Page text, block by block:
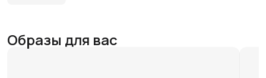
Образы для вас